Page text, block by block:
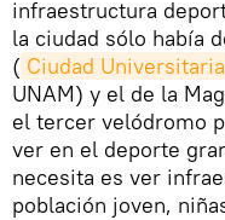
infraestructura
la ciudad sólo había
( Ciudad Universitaria
UNAM) y el de la
el tercer velódromo
ver en el deporte
necesita es ver
población joven,